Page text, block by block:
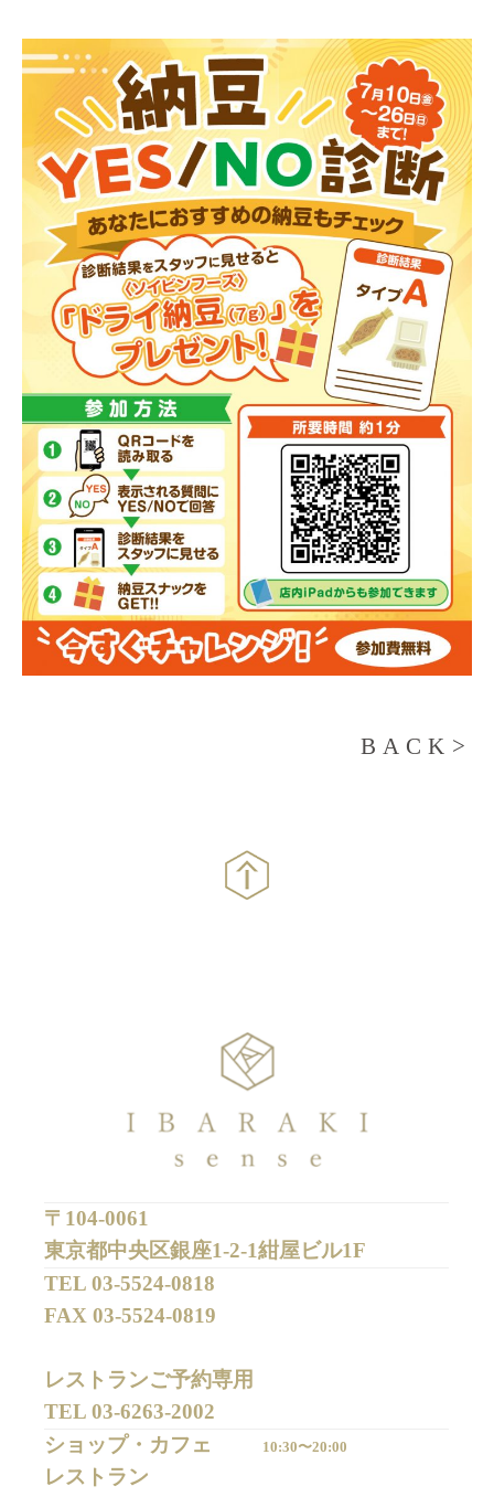
BACK>
〒104-0061
東京都中央区銀座1-2-1紺屋ビル1F
TEL 03-5524-0818
FAX 03-5524-0819
レストランご予約専用
TEL 03-6263-2002
ショップ・カフェ
10:30〜20:00